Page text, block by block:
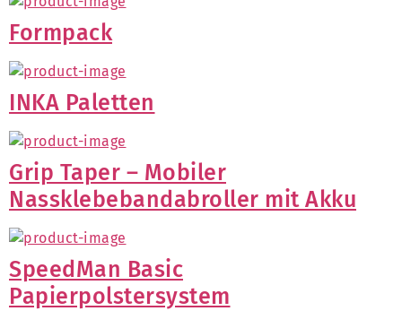
Formpack
INKA Paletten
Grip Taper – Mobiler
Nassklebebandabroller mit Akku
SpeedMan Basic
Papierpolstersystem